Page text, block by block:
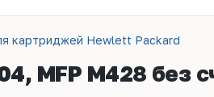
картриджей Hewlett Packard
MFP M428 без